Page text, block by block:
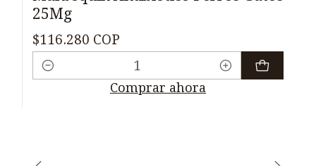
25Mg
$116.280 COP
Cantidad
Comprar ahora